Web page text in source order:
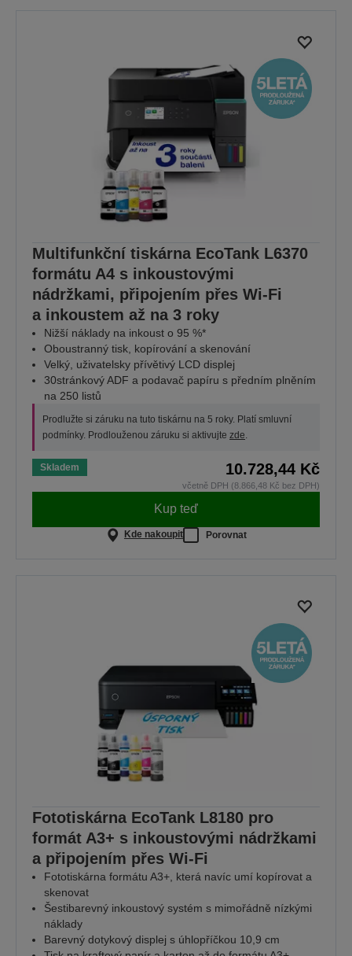
Multifunkční tiskárna EcoTank L6370
formátu A4 s inkoustovými
nádržkami, připojením přes Wi-Fi
a inkoustem až na 3 roky
Nižší náklady na inkoust o 95 %*
Oboustranný tisk, kopírování a skenování
Velký, uživatelsky přívětivý LCD displej
30stránkový ADF a podavač papíru s předním plněním
na 250 listů
Prodlužte si záruku na tuto tiskárnu na 5 roky. Platí smluvní
podmínky. Prodlouženou záruku si aktivujte zde
Skladem 10.728,44 Kč
včetně DPH (8.866,48 Kč bez DPH)
Kup teď
Kde nakoupit Porovnat
Fototiskárna EcoTank L8180 pro
formát A3+ s inkoustovými nádržkami
a připojením přes Wi-Fi
Fototiskárna formátu A3+, která navíc umí kopírovat a
skenovat
Šestibarevný inkoustový systém s mimořádně nízkými
náklady
Barevný dotykový displej s úhlopříčkou 10,9 cm